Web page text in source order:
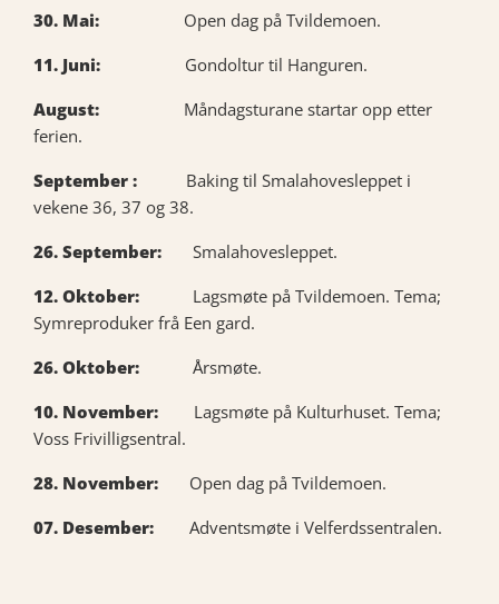
30. Mai: Open dag på Tvildemoen.
11. Juni:
Gondoltur til Hanguren.
August:
Måndagsturane startar opp etter
ferien.
September :
Baking til Smalahovesleppet i
vekene 36, 37 og 38.
26. September: Smalahovesleppet.
12. Oktober:
Lagsmøte på Tvildemoen. Tema;
Symreproduker frå Een gard.
26. Oktober:
Årsmøte.
10. November: Lagsmøte på Kulturhuset. Tema;
Voss Frivilligsentral.
28. November:
Open dag på Tvildemoen.
07. Desember:
Adventsmøte i Velferdssentralen.